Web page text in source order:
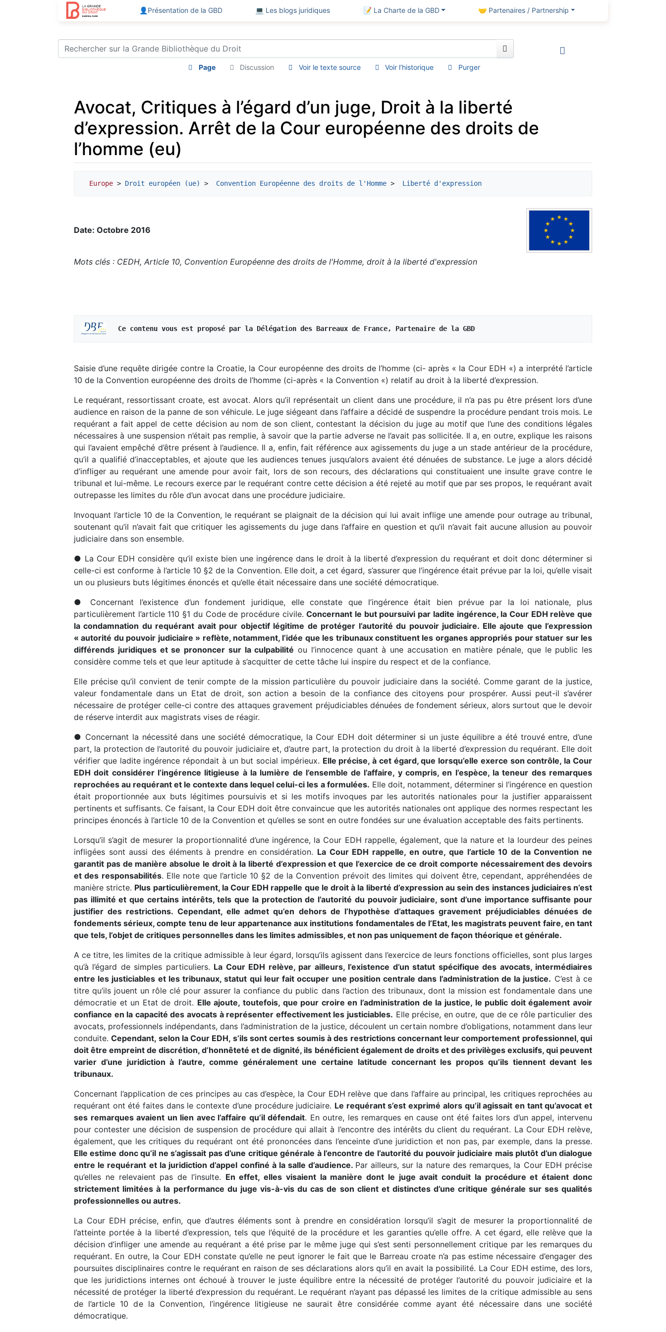
👤Présentation de la GBD 💻 Les blogs juridiques 📝 La Charte de la GBD 🤝 Partenaires / Partnership
Page Discussion Voir le texte source Voir l’historique Purger
Avocat, Critiques à l’égard d’un juge, Droit à la liberté
d’expression. Arrêt de la Cour européenne des droits de
l’homme (eu)
Europe > Droit européen (ue) > Convention Européenne des droits de l'Homme > Liberté d'expression
Date: Octobre 2016
Mots clés : CEDH, Article 10, Convention Européenne des droits de l'Homme, droit à la liberté d'expression
   Ce contenu vous est proposé par la Délégation des Barreaux de France, Partenaire de la GBD
Saisie d’une requête dirigée contre la Croatie, la Cour européenne des droits de l’homme (ci- après « la Cour EDH «) a interprété l’article
10 de la Convention européenne des droits de l’homme (ci-après « la Convention «) relatif au droit à la liberté d’expression.
Le requérant, ressortissant croate, est avocat. Alors qu’il représentait un client dans une procédure, il n’a pas pu être présent lors d’une
audience en raison de la panne de son véhicule. Le juge siégeant dans l’affaire a décidé de suspendre la procédure pendant trois mois. Le
requérant a fait appel de cette décision au nom de son client, contestant la décision du juge au motif que l’une des conditions légales
nécessaires à une suspension n’était pas remplie, à savoir que la partie adverse ne l’avait pas sollicitée. Il a, en outre, explique les raisons
qui l’avaient empêché d’être présent à l’audience. Il a, enfin, fait référence aux agissements du juge a un stade antérieur de la procédure,
qu’il a qualifié d’inacceptables, et ajoute que les audiences tenues jusqu’alors avaient été dénuées de substance. Le juge a alors décidé
d’infliger au requérant une amende pour avoir fait, lors de son recours, des déclarations qui constituaient une insulte grave contre le
tribunal et lui-même. Le recours exerce par le requérant contre cette décision a été rejeté au motif que par ses propos, le requérant avait
outrepasse les limites du rôle d’un avocat dans une procédure judiciaire.
Invoquant l’article 10 de la Convention, le requérant se plaignait de la décision qui lui avait inflige une amende pour outrage au tribunal,
soutenant qu’il n’avait fait que critiquer les agissements du juge dans l’affaire en question et qu’il n’avait fait aucune allusion au pouvoir
judiciaire dans son ensemble.
● La Cour EDH considère qu’il existe bien une ingérence dans le droit à la liberté d’expression du requérant et doit donc déterminer si
celle-ci est conforme à l’article 10 §2 de la Convention. Elle doit, a cet égard, s’assurer que l’ingérence était prévue par la loi, qu’elle visait
un ou plusieurs buts légitimes énoncés et qu’elle était nécessaire dans une société démocratique.
● Concernant l’existence d’un fondement juridique, elle constate que l’ingérence était bien prévue par la loi nationale, plus
particulièrement l’article 110 §1 du Code de procédure civile.Concernant le but poursuivi par ladite ingérence, la Cour EDH relève que
la condamnation du requérant avait pour objectif légitime de protéger l’autorité du pouvoir judiciaire. Elle ajoute que l’expression
« autorité du pouvoir judiciaire » reflète, notamment, l’idée que les tribunaux constituent les organes appropriés pour statuer sur les
différends juridiques et se prononcer sur la culpabilité ou l’innocence quant à une accusation en matière pénale, que le public les
considère comme tels et que leur aptitude à s’acquitter de cette tâche lui inspire du respect et de la confiance.
Elle précise qu’il convient de tenir compte de la mission particulière du pouvoir judiciaire dans la société. Comme garant de la justice,
valeur fondamentale dans un Etat de droit, son action a besoin de la confiance des citoyens pour prospérer. Aussi peut-il s’avérer
nécessaire de protéger celle-ci contre des attaques gravement préjudiciables dénuées de fondement sérieux, alors surtout que le devoir
de réserve interdit aux magistrats vises de réagir.
● Concernant la nécessité dans une société démocratique, la Cour EDH doit déterminer si un juste équilibre a été trouvé entre, d’une
part, la protection de l’autorité du pouvoir judiciaire et, d’autre part, la protection du droit à la liberté d’expression du requérant. Elle doit
vérifier que ladite ingérence répondait à un but social impérieux. Elle précise, à cet égard, que lorsqu’elle exerce son contrôle, la Cour
EDH doit considérer l’ingérence litigieuse à la lumière de l’ensemble de l’affaire, y compris, en l’espèce, la teneur des remarques
reprochées au requérant et le contexte dans lequel celui-ci les a formulées. Elle doit, notamment, déterminer si l’ingérence en question
était proportionnée aux buts légitimes poursuivis et si les motifs invoques par les autorités nationales pour la justifier apparaissent
pertinents et suffisants. Ce faisant, la Cour EDH doit être convaincue que les autorités nationales ont applique des normes respectant les
principes énoncés à l’article 10 de la Convention et qu’elles se sont en outre fondées sur une évaluation acceptable des faits pertinents.
Lorsqu’il s’agit de mesurer la proportionnalité d’une ingérence, la Cour EDH rappelle, également, que la nature et la lourdeur des peines
infligées sont aussi des éléments à prendre en considération. La Cour EDH rappelle, en outre, que l’article 10 de la Convention ne
garantit pas de manière absolue le droit à la liberté d’expression et que l’exercice de ce droit comporte nécessairement des devoirs
et des responsabilités. Elle note que l’article 10 §2 de la Convention prévoit des limites qui doivent être, cependant, appréhendées de
manière stricte. Plus particulièrement, la Cour EDH rappelle que le droit à la liberté d’expression au sein des instances judiciaires n’est
pas illimité et que certains intérêts, tels que la protection de l’autorité du pouvoir judiciaire, sont d’une importance suffisante pour
justifier des restrictions. Cependant, elle admet qu’en dehors de l’hypothèse d’attaques gravement préjudiciables dénuées de
fondements sérieux, compte tenu de leur appartenance aux institutions fondamentales de l’Etat, les magistrats peuvent faire, en tant
que tels, l’objet de critiques personnelles dans les limites admissibles, et non pas uniquement de façon théorique et générale.
A ce titre, les limites de la critique admissible à leur égard, lorsqu’ils agissent dans l’exercice de leurs fonctions officielles, sont plus larges
qu’à l’égard de simples particuliers. La Cour EDH relève, par ailleurs, l’existence d’un statut spécifique des avocats, intermédiaires
entre les justiciables et les tribunaux, statut qui leur fait occuper une position centrale dans l’administration de la justice. C’est à ce
titre qu’ils jouent un rôle clé pour assurer la confiance du public dans l’action des tribunaux, dont la mission est fondamentale dans une
démocratie et un Etat de droit. Elle ajoute, toutefois, que pour croire en l’administration de la justice, le public doit également avoir
confiance en la capacité des avocats à représenter effectivement les justiciables. Elle précise, en outre, que de ce rôle particulier des
avocats, professionnels indépendants, dans l’administration de la justice, découlent un certain nombre d’obligations, notamment dans leur
conduite.Cependant, selon la Cour EDH, s’ils sont certes soumis à des restrictions concernant leur comportement professionnel, qui
doit être empreint de discrétion, d’honnêteté et de dignité, ils bénéficient également de droits et des privilèges exclusifs, qui peuvent
varier d’une juridiction à l’autre, comme généralement une certaine latitude concernant les propos qu’ils tiennent devant les
tribunaux.
Concernant l’application de ces principes au cas d’espèce, la Cour EDH relève que dans l’affaire au principal, les critiques reprochées au
requérant ont été faites dans le contexte d’une procédure judiciaire. Le requérant s’est exprimé alors qu’il agissait en tant qu’avocat et
ses remarques avaient un lien avec l’affaire qu’il défendait. En outre, les remarques en cause ont été faites lors d’un appel, intervenu
pour contester une décision de suspension de procédure qui allait à l’encontre des intérêts du client du requérant. La Cour EDH relève,
également, que les critiques du requérant ont été prononcées dans l’enceinte d’une juridiction et non pas, par exemple, dans la presse.
Elle estime donc qu’il ne s’agissait pas d’une critique générale à l’encontre de l’autorité du pouvoir judiciaire mais plutôt d’un dialogue
entre le requérant et la juridiction d’appel confiné à la salle d’audience. Par ailleurs, sur la nature des remarques, la Cour EDH précise
qu’elles ne relevaient pas de l’insulte. En effet, elles visaient la manière dont le juge avait conduit la procédure et étaient donc
strictement limitées à la performance du juge vis-à-vis du cas de son client et distinctes d’une critique générale sur ses qualités
professionnelles ou autres.
La Cour EDH précise, enfin, que d’autres éléments sont à prendre en considération lorsqu’il s’agit de mesurer la proportionnalité de
l’atteinte portée à la liberté d’expression, tels que l’équité de la procédure et les garanties qu’elle offre. A cet égard, elle relève que la
décision d’infliger une amende au requérant a été prise par le même juge qui s’est senti personnellement critique par les remarques du
requérant. En outre, la Cour EDH constate qu’elle ne peut ignorer le fait que le Barreau croate n’a pas estime nécessaire d’engager des
poursuites disciplinaires contre le requérant en raison de ses déclarations alors qu’il en avait la possibilité. La Cour EDH estime, des lors,
que les juridictions internes ont échoué à trouver le juste équilibre entre la nécessité de protéger l’autorité du pouvoir judiciaire et la
nécessité de protéger la liberté d’expression du requérant. Le requérant n’ayant pas dépassé les limites de la critique admissible au sens
de l’article 10 de la Convention, l’ingérence litigieuse ne saurait être considérée comme ayant été nécessaire dans une société
démocratique.